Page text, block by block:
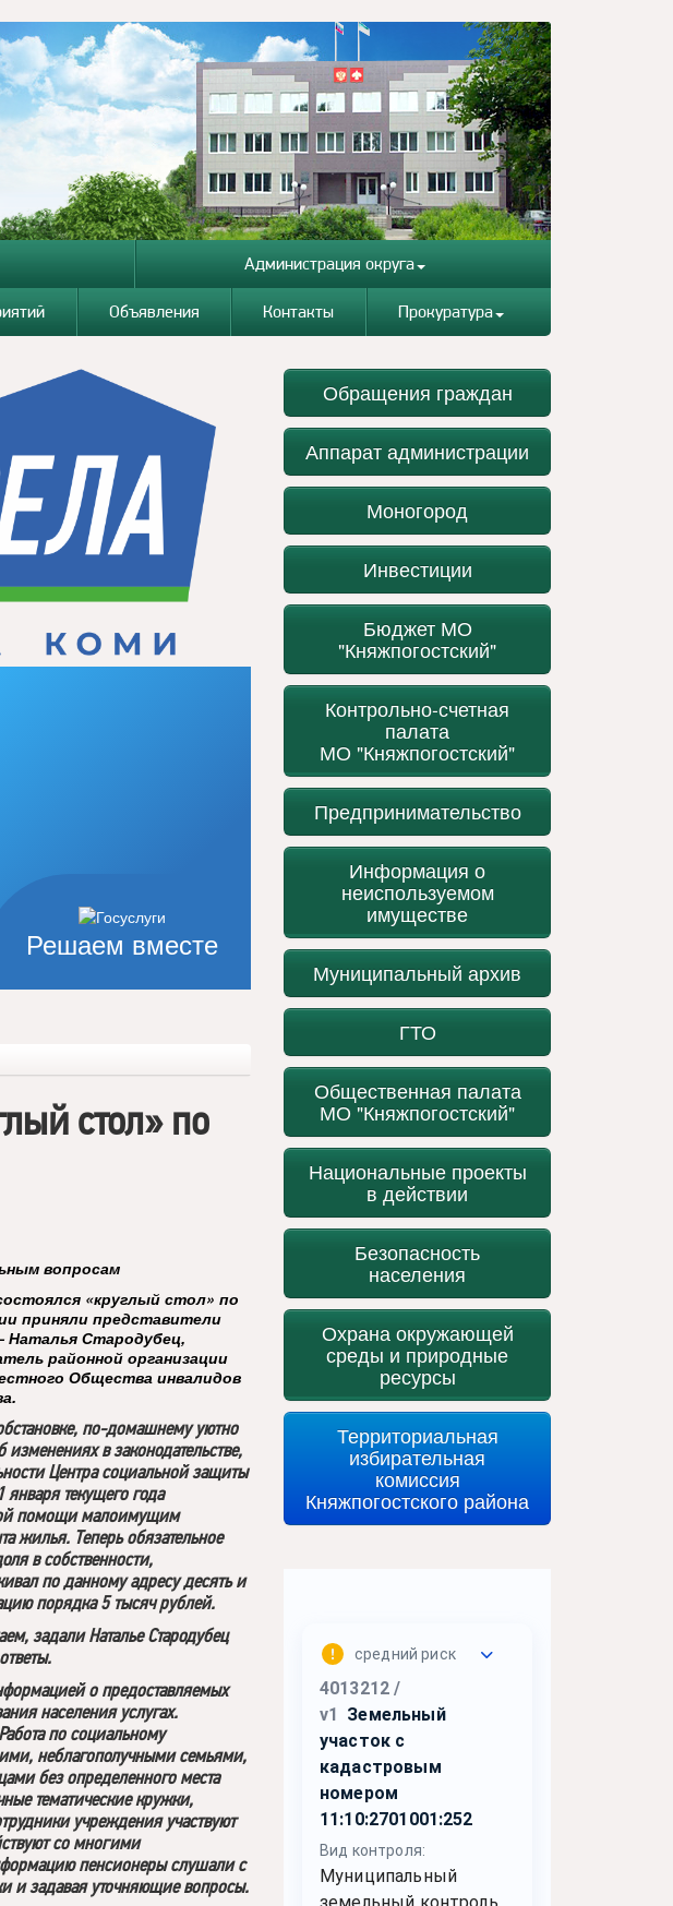
Администрация округа
Объявления Контакты Прокуратура
Решаем вместе
стол» по
вопросам
«круглый стол» по
приняли представители
Наталья Стародубец,
районной организации
Общества инвалидов
по-домашнему уютно
в законодательстве,
Центра социальной защиты
текущего года
помощи малоимущим
жилья. Теперь обязательное
в собственности,
по данному адресу десять и
порядка 5 тысяч рублей.
задали Наталье Стародубец
о предоставляемых
населения услугах.
по социальному
неблагополучными семьями,
без определенного места
тематические кружки,
учреждения участвуют
со многими
пенсионеры слушали с
и задавая уточняющие вопросы.
Обращения граждан
Аппарат администрации
Моногород
Инвестиции
Бюджет МО
"Княжпогостский"
Контрольно-счетная
палата
МО "Княжпогостский"
Предпринимательство
Информация о
неиспользуемом
имуществе
Муниципальный архив
ГТО
Общественная палата
МО "Княжпогостский"
Национальные проекты
в действии
Безопасность
населения
Охрана окружающей
среды и природные
ресурсы
Территориальная
избирательная
комиссия
Княжпогостского района